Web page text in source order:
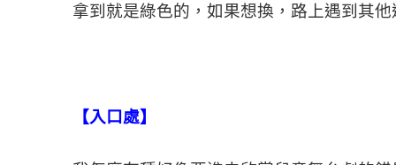
拿到就是綠色的，如果想換，路上遇到其
【入口處】